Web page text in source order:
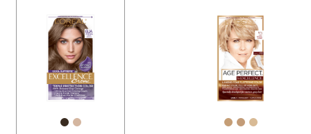
[Color]: #392B20
[Color]: #D4B6A0 [Color]:
[Color]:
[Color]: